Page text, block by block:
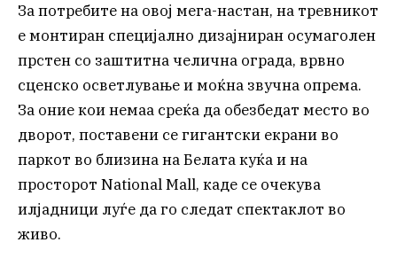
За потребите на овој мега-настан, на тревникот
е монтиран специјално дизајниран осумаголен
прстен со заштитна челична ограда, врвно
сценско осветлување и моќна звучна опрема.
За оние кои немаа среќа да обезбедат место во
дворот, поставени се гигантски екрани во
паркот во близина на Белата куќа и на
просторот National Mall, каде се очекува
илјадници луѓе да го следат спектаклот во
живо.